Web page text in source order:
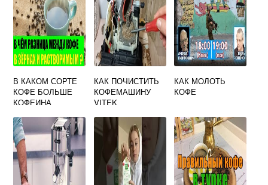
В КАКОМ СОРТЕ
КОФЕ БОЛЬШЕ
КОФЕИНА
КАК ПОЧИСТИТЬ
КОФЕМАШИНУ
VITEK
КАК МОЛОТЬ
КОФЕ